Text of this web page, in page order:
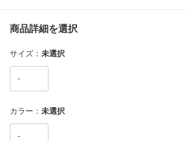
商品詳細を選択
サイズ ： 未選択
-
カラー ： 未選択
-